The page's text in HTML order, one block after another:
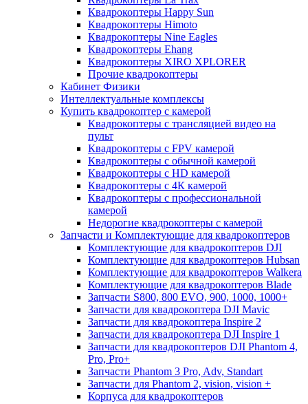
Квадрокоптеры Happy Sun
Квадрокоптеры Himoto
Квадрокоптеры Nine Eagles
Квадрокоптеры Ehang
Квадрокоптеры XIRO XPLORER
Прочие квадрокоптеры
Кабинет Физики
Интеллектуальные комплексы
Купить квадрокоптер с камерой
Квадрокоптеры с трансляцией видео на
пульт
Квадрокоптеры с FPV камерой
Квадрокоптеры с обычной камерой
Квадрокоптеры с HD камерой
Квадрокоптеры с 4К камерой
Квадрокоптеры с профессиональной
камерой
Недорогие квадрокоптеры с камерой
Запчасти и Комплектующие для квадрокоптеров
Комплектующие для квадрокоптеров DJI
Комплектующие для квадрокоптеров Hubsan
Комплектующие для квадрокоптеров Walkera
Комплектующие для квадрокоптеров Blade
Запчасти S800, 800 EVO, 900, 1000, 1000+
Запчасти для квадрокоптера DJI Mavic
Запчасти для квадрокоптера Inspire 2
Запчасти для квадрокоптера DJI Inspire 1
Запчасти для квадрокоптеров DJI Phantom 4,
Pro, Pro+
Запчасти Phantom 3 Pro, Adv, Standart
Запчасти для Phantom 2, vision, vision +
Корпуса для квадрокоптеров